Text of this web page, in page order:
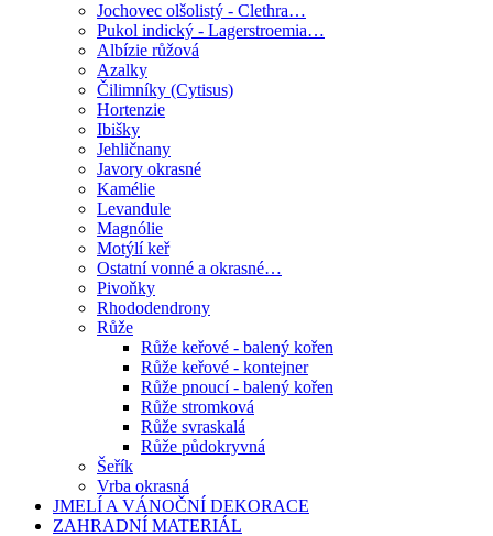
Jochovec olšolistý - Clethra…
Pukol indický - Lagerstroemia…
Albízie růžová
Azalky
Čilimníky (Cytisus)
Hortenzie
Ibišky
Jehličnany
Javory okrasné
Kamélie
Levandule
Magnólie
Motýlí keř
Ostatní vonné a okrasné…
Pivoňky
Rhododendrony
Růže
Růže keřové - balený kořen
Růže keřové - kontejner
Růže pnoucí - balený kořen
Růže stromková
Růže svraskalá
Růže půdokryvná
Šeřík
Vrba okrasná
JMELÍ A VÁNOČNÍ DEKORACE
ZAHRADNÍ MATERIÁL